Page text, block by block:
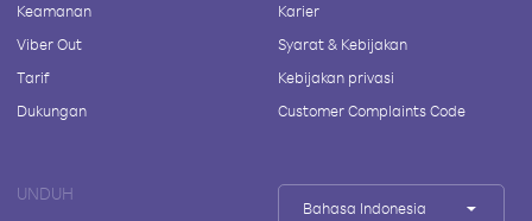
Keamanan
Viber Out
Tarif
Dukungan
Karier
Syarat & Kebijakan
Kebijakan privasi
Customer Complaints Code
UNDUH
Bahasa Indonesia